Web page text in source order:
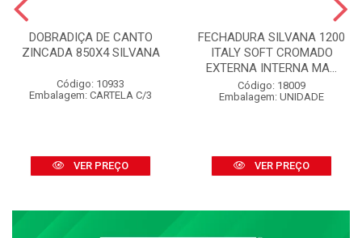
DOBRADIÇA DE CANTO
ZINCADA 850X4 SILVANA
Código: 10933
Embalagem: CARTELA C/3
VER PREÇO
FECHADURA SILVANA 1200
ITALY SOFT CROMADO
EXTERNA INTERNA MA...
Código: 18009
Embalagem: UNIDADE
VER PREÇO